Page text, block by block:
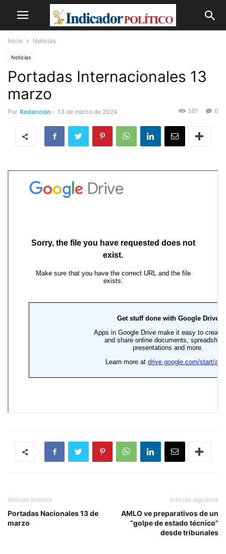
Inicio Noticias
Noticias
Portadas Internacionales 13
marzo
Por Redacción - 13 de marzo de 2024 0
581
Artículo anterior
Portadas Nacionales 13 de
marzo
Artículo siguiente
AMLO ve preparativos de un
“golpe de estado técnico”
desde tribunales